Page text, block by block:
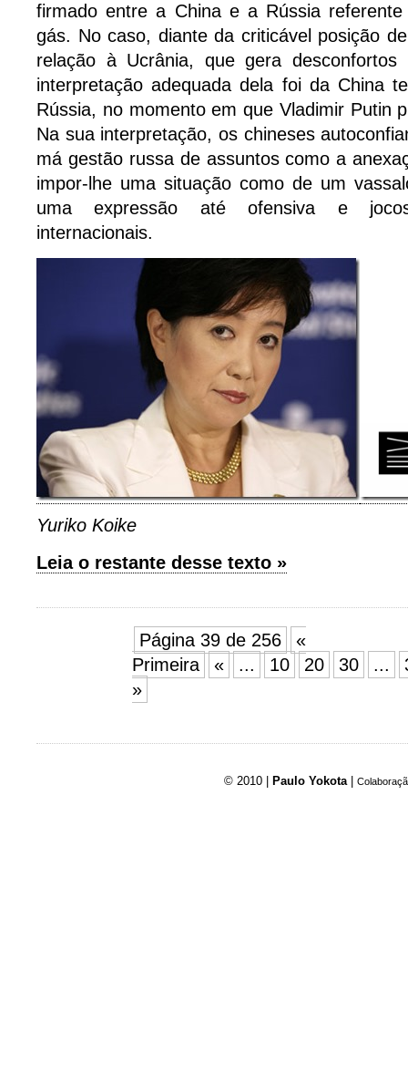
firmado entre a China e a Rússia
gás. No caso, diante da criticável posição
relação à Ucrânia, que gera
interpretação adequada dela foi da China
Rússia, no momento em que Vladimir Putin
Na sua interpretação, os chineses
má gestão russa de assuntos como a
impor-lhe uma situação como de um
uma expressão até ofensiva e
internacionais.
Yuriko Koike
Leia o restante desse texto »
Página 39 de 256
«
Primeira
« ... 10 20 30 ...
»
© 2010 | Paulo Yokota |